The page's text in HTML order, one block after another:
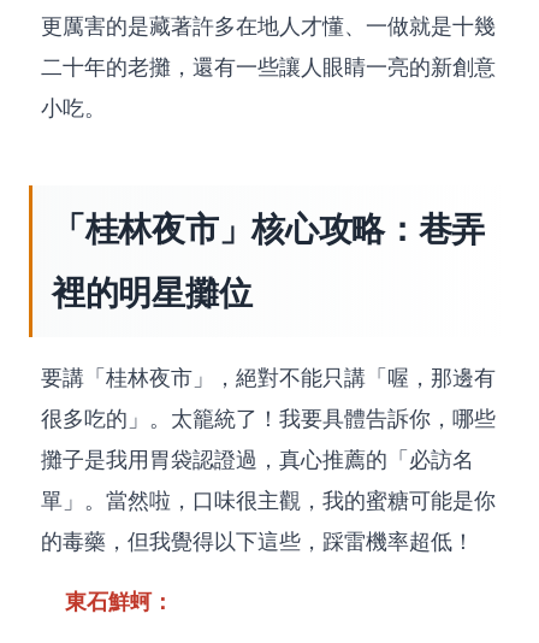
更厲害的是藏著許多在地人才懂、一做就是十幾
二十年的老攤，還有一些讓人眼睛一亮的新創意
小吃。
「桂林夜市」核心攻略：巷弄
裡的明星攤位
要講「桂林夜市」，絕對不能只講「喔，那邊有
很多吃的」。太籠統了！我要具體告訴你，哪些
攤子是我用胃袋認證過，真心推薦的「必訪名
單」。當然啦，口味很主觀，我的蜜糖可能是你
的毒藥，但我覺得以下這些，踩雷機率超低！
東石鮮蚵：